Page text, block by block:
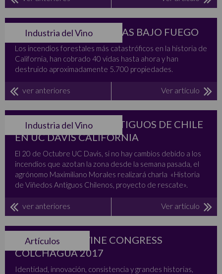
Industria del Vino
UVAS A SALVO, BODEGAS BAJO FUEGO
Los incendios forestales más catastróficos en la historia de
California, han cobrado 40 vidas hasta ahora y han
destruido aproximadamente 5.700 propiedades.
ver anteriores Ver artículo
Industria del Vino
CHARLA VIÑEDOS ANTIGUOS DE CHILE
EN UC DAVIS CALIFORNIA
El 20 de Octubre UC Davis, si no hay cambios debido a los
incendios que azotan la zona desde la semana pasada, el
agrónomo Maximiliano Morales realizará charla «Historia
de Viñedos Antiguos Chilenos, proyecto de rescate».
ver anteriores Ver artículo
Artículos
TODO SOBRE WINE CONGRESS
COLCHAGUA 2017
Identidad, innovación, consistencia y grandes historias,